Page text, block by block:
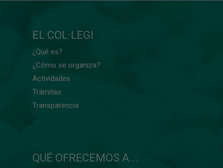
EL COL·LEGI
¿Qué es?
¿Cómo se organiza?
Actividades
Trámitas
Transparencia
QUÉ OFRECEMOS A...